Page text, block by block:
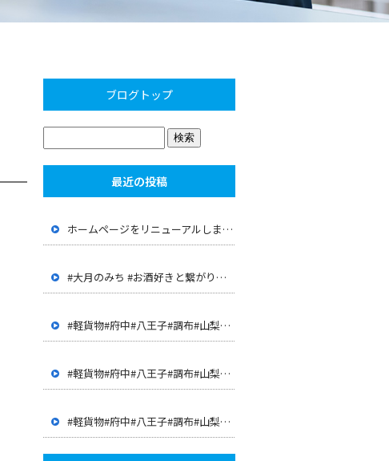
ブログトップ
最近の投稿
ホームページをリニューアルしました。
#大月のみち #お酒好きと繋がりたい #大月 #山梨 #店長が 経歴が面白い #JR大月駅 #上野原 #呑み屋
#軽貨物#府中#八王子#調布#山梨#甲府#世田谷#三鷹#多摩地 区#客室清掃#ハウスクリーニング#ドライバー#配達
#軽貨物#府中#八王子#調布#山梨#甲府#世田谷#三鷹#多摩地 区#客室清掃#ハウスクリーニング#ドライバー#配達
#軽貨物#府中#八王子#調布#山梨#甲府#世田谷#三鷹#多摩地 区#客室清掃#ハウスクリーニング#ドライバー#配達